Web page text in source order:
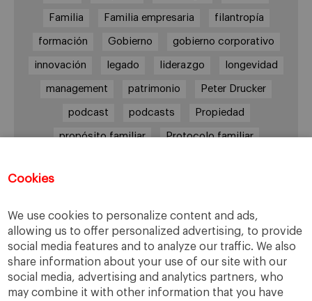
Cookies
We use cookies to personalize content and ads,
allowing us to offer personalized advertising, to provide
social media features and to analyze our traffic. We also
share information about your use of our site with our
social media, advertising and analytics partners, who
may combine it with other information that you have
Familia Familia empresaria filantropía
formación Gobierno gobierno corporativo
innovación legado liderazgo longevidad
management patrimonio Peter Drucker
podcast podcasts Propiedad
propósito familiar Protocolo familiar
salud
toma de decisiones valores virtudes
Enlaces